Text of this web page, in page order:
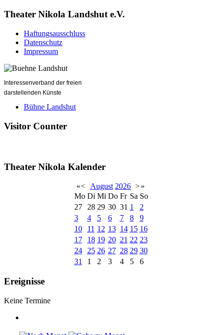
Theater Nikola Landshut e.V.
Haftungsausschluss
Datenschutz
Impressum
Interessenverband der freien
darstellenden Künste
Bühne Landshut
Visitor Counter
Theater Nikola Kalender
«< August 2026 >»
Mo Di Mi Do Fr Sa So
27
28 29 30 31 1
2
3
4 5 6 7 8
9
10
11 12 13 14 15 16
17
18 19 20 21 22 23
24
25 26 27 28 29 30
31
1 2 3 4 5 6
Ereignisse
Keine Termine